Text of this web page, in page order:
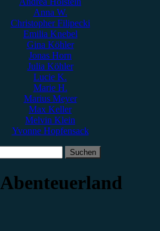
Anna W.
Christopher Filipecki
Emilia Knebel
Gina Köhler
Jonas Horn
Julia Köhler
Lucie K.
Marie H.
Marius Meyer
Max Keller
Melvin Klein
Yvonne Hopfensack
Abenteuerland